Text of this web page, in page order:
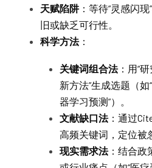
天赋陷阱：等待“灵感闪
旧或缺乏可行性。
科学方法：
关键词组合法：用“
新方法”生成选题（
器学习预测”）。
文献缺口法：通过
高频关键词，定位被
现实需求法：结合政